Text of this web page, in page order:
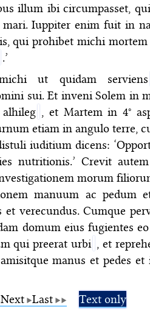
illum ibi circumpasset,
Iuppiter enim fuit in
qui prohibet michi
.’
ut quidam serviens
sui. Et inveni Solem in
, et Martem in 4°
etiam in angulo terre,
iuditium dicens:
nutritionis.’ Crevit
morum
manuum ac pedum
et verecundus. Cumque
domum eius fugientes
qui preerat urbi , et
manus et pedes et
Next Last Text only